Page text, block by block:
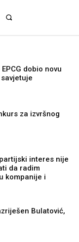
dobio novu
za izvršnog
interes nije
da radim
kompanije i
Bulatović,